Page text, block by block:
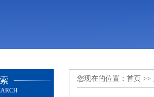
您现在的位置： 首页 >>